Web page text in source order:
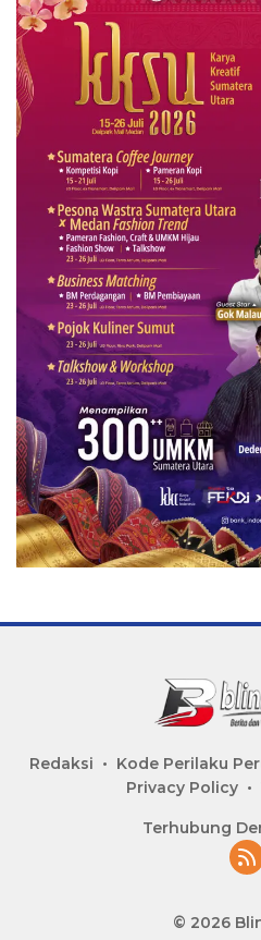
Redaksi Kode Perilaku
Privacy Policy
Terhubung
© 2026